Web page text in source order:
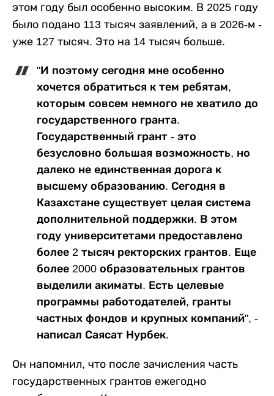
этом году был особенно высоким. В 2025 году
было подано 113 тысяч заявлений, а в 2026-м -
уже 127 тысяч. Это на 14 тысяч больше.
"И поэтому сегодня мне особенно
хочется обратиться к тем ребятам,
которым совсем немного не хватило до
государственного гранта.
Государственный грант - это
безусловно большая возможность, но
далеко не единственная дорога к
высшему образованию. Сегодня в
Казахстане существует целая система
дополнительной поддержки. В этом
году университетами предоставлено
более 2 тысяч ректорских грантов. Еще
более 2000 образовательных грантов
выделили акиматы. Есть целевые
программы работодателей, гранты
частных фондов и крупных компаний", -
написал Саясат Нурбек.
Он напомнил, что после зачисления часть
государственных грантов ежегодно